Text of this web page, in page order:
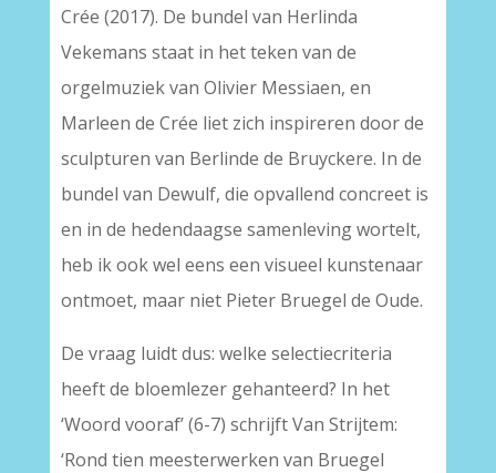
Crée (2017). De bundel van Herlinda
Vekemans staat in het teken van de
orgelmuziek van Olivier Messiaen, en
Marleen de Crée liet zich inspireren door de
sculpturen van Berlinde de Bruyckere. In de
bundel van Dewulf, die opvallend concreet is
en in de hedendaagse samenleving wortelt,
heb ik ook wel eens een visueel kunstenaar
ontmoet, maar niet Pieter Bruegel de Oude.
De vraag luidt dus: welke selectiecriteria
heeft de bloemlezer gehanteerd? In het
‘Woord vooraf’ (6-7) schrijft Van Strijtem:
‘Rond tien meesterwerken van Bruegel